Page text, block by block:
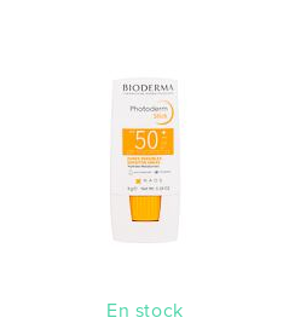
En stock